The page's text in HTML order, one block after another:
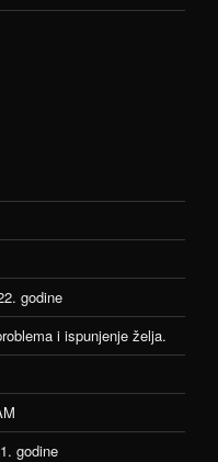
godine
i ispunjenje želja.
godine